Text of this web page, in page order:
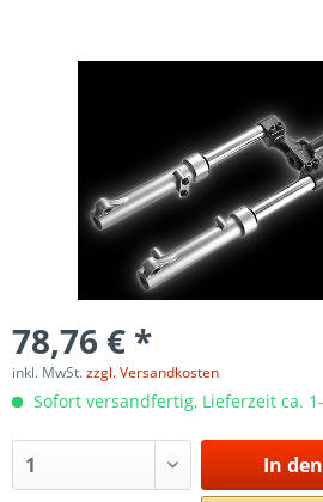
78,76 € *
inkl. MwSt.zzgl. Versandkosten
Sofort versandfertig, Lieferzeit ca.
In den